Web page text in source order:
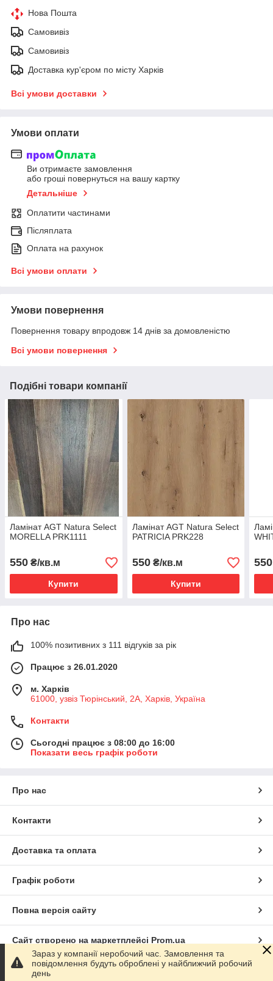
Нова Пошта
Самовивіз
Самовивіз
Доставка кур'єром по місту Харків
Всі умови доставки
Умови оплати
Ви отримаєте замовлення
або гроші повернуться на вашу картку
Детальніше
Оплатити частинами
Післяплата
Оплата на рахунок
Всі умови оплати
Умови повернення
Повернення товару впродовж 14 днів за домовленістю
Всі умови повернення
Подібні товари компанії
Ламінат AGT Natura Select
MORELLA PRK1111
550 ₴/кв.м
Купити
Ламінат AGT Natura Select
PATRICIA PRK228
550₴/кв.м
Купити
550
Про нас
100% позитивних з 111 відгуків за рік
Працює з 26.01.2020
м. Харків
61000, узвіз Тюрінський, 2А, Харків, Україна
Контакти
Сьогодні працює з 08:00 до 16:00
Показати весь графік роботи
Про нас
Контакти
Доставка та оплата
Графік роботи
Повна версія сайту
Сайт створено на маркетплейсі Prom.ua
Політика конфіденційності
Зараз у компанії неробочий час. Замовлення та
повідомлення будуть оброблені у найближчий робочий
день